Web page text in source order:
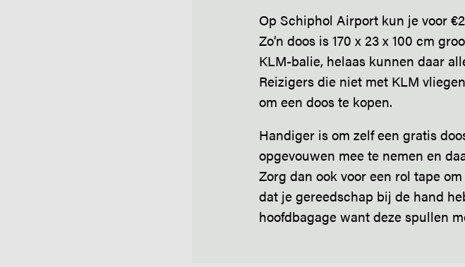
Op Schiphol Airport kun je voor
Zo’n doos is 170 x 23 x 100 cm
KLM-balie, helaas kunnen daar
Reizigers die niet met KLM
om een doos te kopen.
Handiger is om zelf een gratis
opgevouwen mee te nemen en
Zorg dan ook voor een rol tape
dat je gereedschap bij de hand
hoofdbagage want deze spullen